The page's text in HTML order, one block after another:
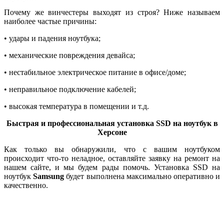
Почему же винчестеры выходят из строя? Ниже называем
наиболее частые причины:
• удары и падения ноутбука;
• механические повреждения девайса;
• нестабильное электрическое питание в офисе/доме;
• неправильное подключение кабелей;
• высокая температура в помещении и т.д.
Быстрая и профессиональная установка SSD на ноутбукв
Херсоне
Как только вы обнаружили, что с вашим ноутбуком
происходит что-то неладное, оставляйте заявку на ремонт на
нашем сайте, и мы будем рады помочь. Установка SSD на
ноутбукSamsung будет выполнена максимально оперативно и
качественно.